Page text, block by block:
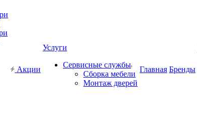
Акции
Услуги
Сервисные службы
Сборка мебели
Монтаж дверей
Главная Бренды